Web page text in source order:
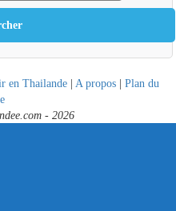
en Thailande | A propos | Plan du
- 2026